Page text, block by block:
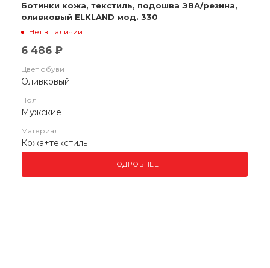
Ботинки кожа, текстиль, подошва ЭВА/резина,
оливковый ELKLAND мод. 330
Нет в наличии
6 486 ₽
Цвет обуви
Оливковый
Пол
Мужские
Материал
Кожа+текстиль
ПОДРОБНЕЕ